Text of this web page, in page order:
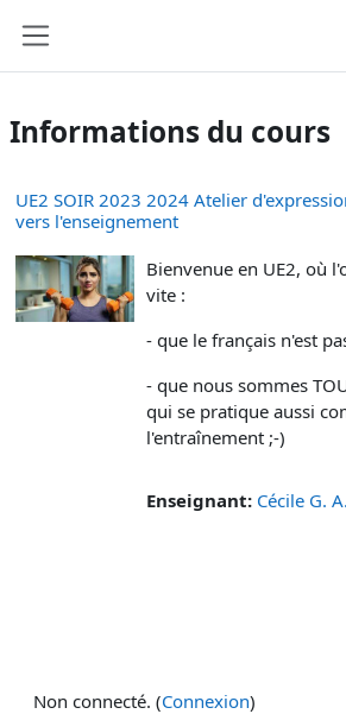
Informations du cours
UE2 SOIR 2023 2024 Atelier
vers l'enseignement
Bienvenue en UE2, où
vite :
- que le français n'est
- que nous sommes
qui se pratique aussi
l'entraînement ;-)
Enseignant: Cécile G.
Non connecté. (Connexion)